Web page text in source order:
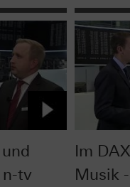
n-tv
Im
Musik